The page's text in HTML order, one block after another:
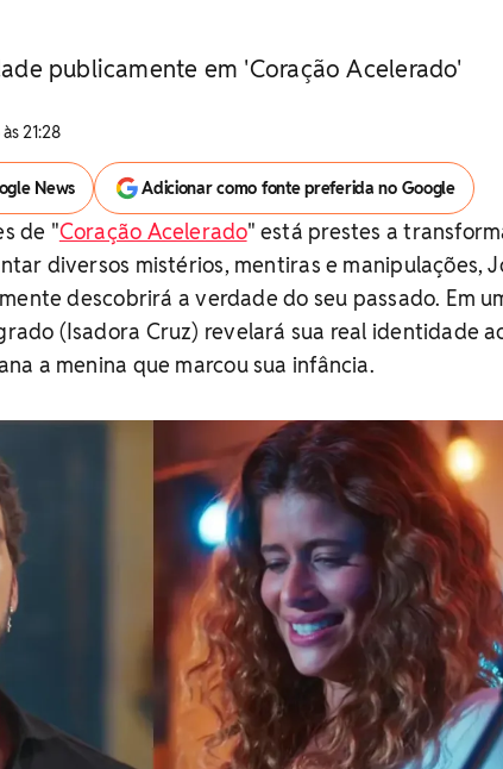
publicamente em 'Coração Acelerado'
21:28
News Adicionar como fonte preferida no Google
de "Coração Acelerado" está prestes a
diversos mistérios, mentiras e manipulações,
descobrirá a verdade do seu passado. Em
(Isadora Cruz) revelará sua real identidade
a menina que marcou sua infância.